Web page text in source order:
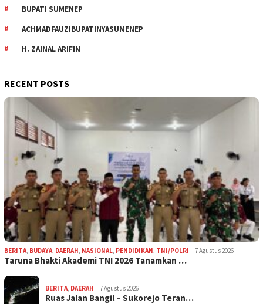
BUPATI SUMENEP
ACHMADFAUZIBUPATINYASUMENEP
H. ZAINAL ARIFIN
RECENT POSTS
BERITA BUDAYA DAERAH NASIONAL PENDIDIKAN TNI/POLRI 7 Agustus 2026
Taruna Bhakti Akademi TNI 2026 Tanamkan …
BERITA DAERAH 7 Agustus 2026
Ruas Jalan Bangil – Sukorejo Teran…